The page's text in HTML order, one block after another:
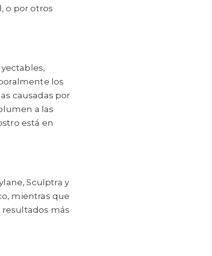
o por otros
los
causadas por
a las
está en
Sculptra y
mientras que
más